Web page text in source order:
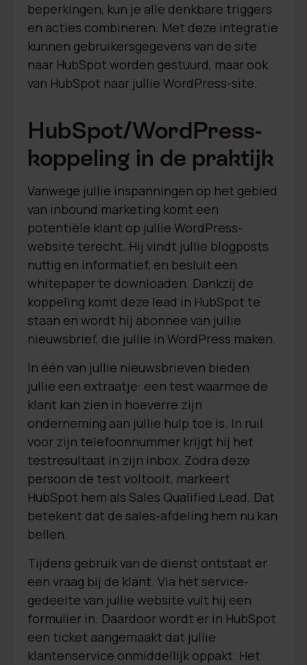
beperkingen, kun je alle denkbare triggers
en acties combineren. Met deze integratie
kunnen gebruikersgegevens van de site
naar HubSpot worden gestuurd, maar ook
van HubSpot naar jullie WordPress-site.
HubSpot/WordPress-
koppeling in de praktijk
Vanwege jullie inspanningen op het gebied
van inbound marketing komt een
potentiële klant op jullie WordPress-
website terecht. Hij vindt jullie blogposts
nuttig en informatief, en besluit een
whitepaper te downloaden. Dankzij de
koppeling komt deze lead in HubSpot te
staan en wordt hij abonnee van jullie
nieuwsbrief, die jullie in WordPress maken.
In één van jullie nieuwsbrieven bieden
jullie een extraatje: een test waarmee de
klant kan zien in hoeverre zijn
onderneming aan jullie hulp toe is. In ruil
voor zijn telefoonnummer krijgt hij het
testresultaat in zijn inbox. Zodra deze
persoon de test voltooit, markeert
HubSpot hem als Sales Qualified Lead. Dat
betekent dat de sales-afdeling hem nu kan
bellen.
Tijdens gebruik van de dienst ontstaat er
een vraag bij de klant. Via het service-
gedeelte van jullie website vult hij een
formulier in. Daardoor wordt er in HubSpot
een ticket aangemaakt dat jullie
klantenservice onmiddellijk oppakt. Het